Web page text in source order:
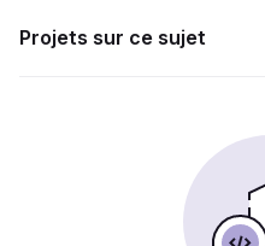
Projets sur ce sujet